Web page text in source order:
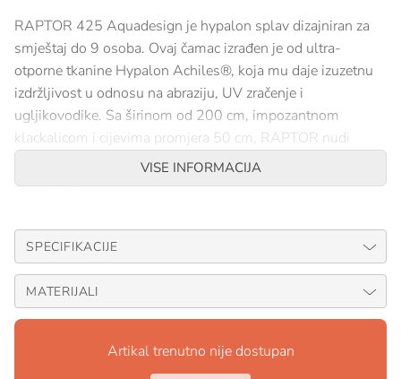
RAPTOR 425 Aquadesign je hypalon splav dizajniran za
smještaj do 9 osoba. Ovaj čamac izrađen je od ultra-
otporne tkanine Hypalon Achiles®, koja mu daje izuzetnu
izdržljivost u odnosu na abraziju, UV zračenje i
ugljikovodike. Sa širinom od 200 cm, impozantnom
klackalicom i cijevima promjera 50 cm, RAPTOR nudi
odličnu navigaciju uz zadržavanje izvrsne manevarske
sposobnosti.
svestranost, udobnost, sigurnost i izdržljivost u svojim
nautičkim aktivnostima.
VISE INFORMACIJA
SPECIFIKACIJE
MATERIJALI
Artikal trenutno nije dostupan